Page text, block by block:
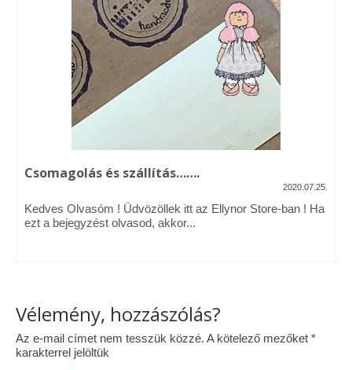
Vásárok, ahol velem is találkozhattál…
Alapanyagok, kellékek
A termékek tisztítása
Ellynor története
Adatkezelési tájékoztató
Általános Szerződési Feltételek
Blog
Csomagolás és szállítás…….
2020.07.25.
Kedves Olvasóm ! Üdvözöllek itt az Ellynor Store-ban ! Ha
ezt a bejegyzést olvasod, akkor...
Vélemény, hozzászólás?
Az e-mail címet nem tesszük közzé. A kötelező mezőket *
karakterrel jelöltük